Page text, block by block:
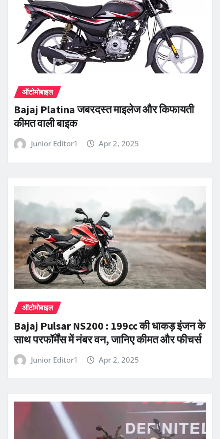
ऑटोमोबाइल
Bajaj Platina जबरदस्त माइलेज और किफायती
कीमत वाली बाइक
Junior Editor1 Apr 2, 2025
ऑटोमोबाइल
Bajaj Pulsar NS200 : 199cc की धाकड़ इंजन के
साथ परफॉर्मेंस में नंबर वन, जानिए कीमत और फीचर्स
Junior Editor1 Apr 2, 2025